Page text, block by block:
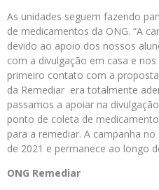
As unidades seguem fazendo
de medicamentos da ONG. “A
devido ao apoio dos nossos
com a divulgação em casa e
primeiro contato com a
da Remediar era totalmente
passamos a apoiar na
ponto de coleta de
para a remediar. A campanha
de 2021 e permanece ao longo
ONG Remediar